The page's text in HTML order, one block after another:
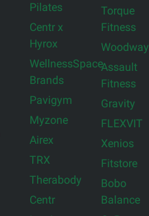
Pilates
Centr x
Hyrox
WellnessSpace
Brands
Pavigym
Myzone
Airex
TRX
Therabody
Centr
Torque
Fitness
Woodway
Assault
Fitness
Gravity
FLEXVIT
Xenios
Fitstore
Bobo
Balance